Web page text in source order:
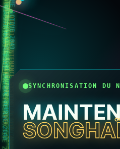
010101 MAINTENANCE SYSTEME ACTIVE 2049
010101 MAINTENANCE SYSTEME ACTIVE 2049
010101 MAINTENANCE SYSTEME ACTIVE 2049
010101 MAINTENANCE SYSTEME ACTIVE 2049
010101 MAINTENANCE SYSTEME ACTIVE 2049
010101 MAINTENANCE SYSTEME ACTIVE 2049
010101 MAINTENANCE SYSTEME ACTIVE 2049
010101 MAINTENANCE SYSTEME ACTIVE 2049 SYNCHRONISATION DU